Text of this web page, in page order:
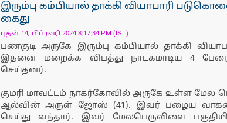
இரும்பு கம்பியால் தாக்கி வியாபாரி
கைது
புதன் 14, பிப்ரவரி 2024 8:17:34 PM (IST)
பணகுடி அருகே இரும்பு கம்பியால் தாக்கி
இதனை மறைக்க விபத்து நாடகமாடிய 4
செய்தனர்.
குமரி மாவட்டம் நாகர்கோவில் அருகே உள்ள மேல
ஆல்வின் அருள் ஜோஸ் (41). இவர் பழைய
செய்து வந்தார். இவர் மேலபெருவிளை